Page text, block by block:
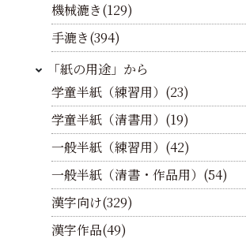
機械漉き(129)
手漉き(394)
「紙の用途」から
学童半紙（練習用）(23)
学童半紙（清書用）(19)
一般半紙（練習用）(42)
一般半紙（清書・作品用）(54)
漢字向け(329)
漢字作品(49)